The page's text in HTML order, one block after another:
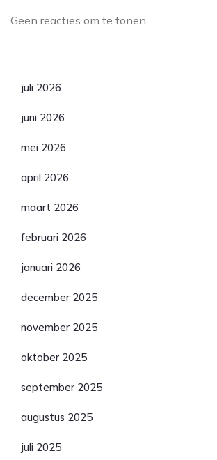
Geen reacties om te tonen.
juli 2026
juni 2026
mei 2026
april 2026
maart 2026
februari 2026
januari 2026
december 2025
november 2025
oktober 2025
september 2025
augustus 2025
juli 2025